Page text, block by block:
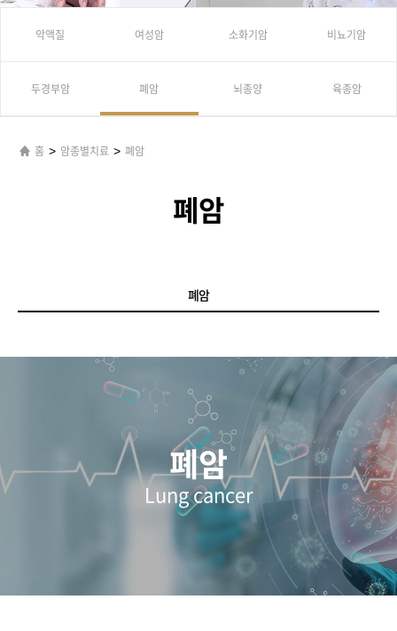
악액질 여성암 소화기암 비뇨기암
두경부암 폐암 뇌종양 육종암
홈 > 암종별치료 > 폐암
폐암
폐암
폐암
Lung cancer